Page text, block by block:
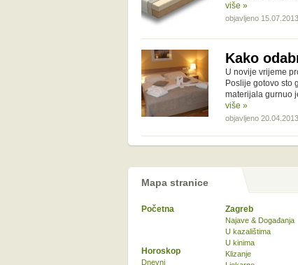
više »
objavljeno
Kako
U novije vrijeme
Poslije gotovo sto
materijala gurnuo
više »
objavljeno
Mapa stranice
Početna Zagreb
Najave & Događanja
U kazalištima
U kinima
Klizanje
Horoskop
Dnevni